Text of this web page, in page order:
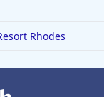
Rhodes